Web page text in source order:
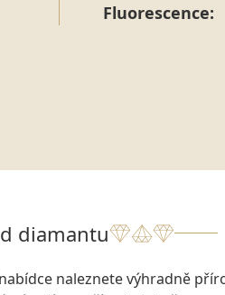
Fluorescence:
diamantu
naleznete výhradně